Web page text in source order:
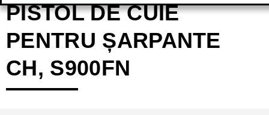
PISTOL DE CUIE
PENTRU ȘARPANTE
CH, S900FN